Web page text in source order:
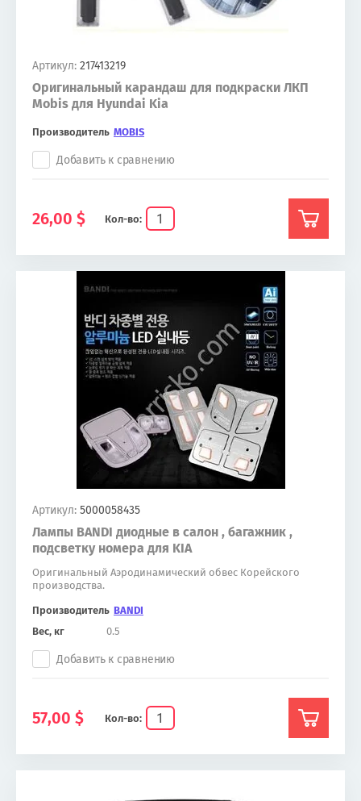
Артикул: 217413219
Оригинальный карандаш для подкраски ЛКП
Mobis для Hyundai Kia
Производитель MOBIS
Кол-во:
Добавить к сравнению
26,00 $
Артикул: 5000058435
Лампы BANDI диодные в салон , багажник ,
подсветку номера для KIA
Оригинальный Аэродинамический обвес Корейского
производства.
Производитель BANDI
Вес, кг
0.5
Кол-во:
Добавить к сравнению
57,00 $